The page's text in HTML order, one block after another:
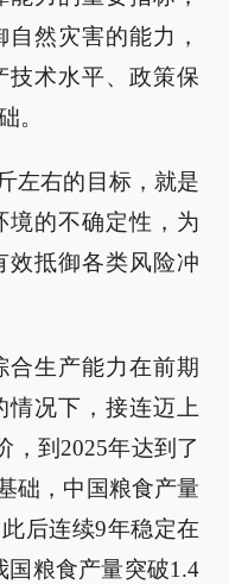
然灾害的能力，
技术水平、政策保
。
左右的目标，就是
境的不确定性，为
效抵御各类风险冲
合生产能力在前期
情况下，接连迈上
，到2025年达到了
础，中国粮食产量
后连续9年稳定在
国粮食产量突破1.4